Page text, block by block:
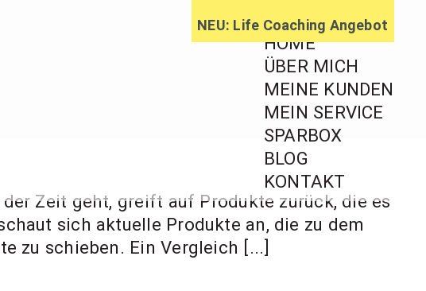
NEU: Life Coaching Angebot
HOME
ÜBER MICH
MEINE KUNDEN
MEIN SERVICE
SPARBOX
BLOG
KONTAKT
Zeit geht, greift auf Produkte zurück, die es
sich aktuelle Produkte an, die zu dem
zu schieben. Ein Vergleich [...]